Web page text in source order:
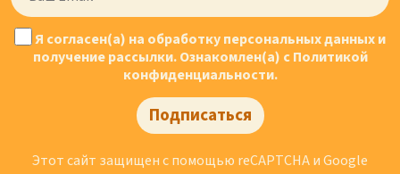
Я согласен(а) на обработку персональных данных и
получение рассылки. Ознакомлен(а) с Политикой
конфиденциальности.
Подписаться
Этот сайт защищен с помощью reCAPTCHA и Google